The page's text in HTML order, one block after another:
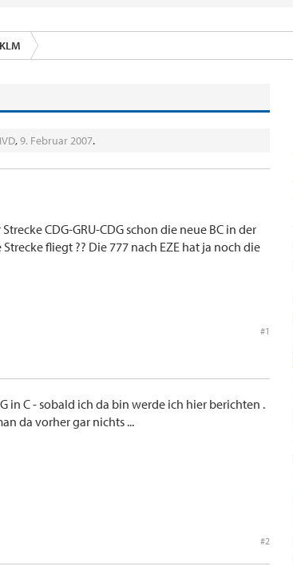
,9. Februar 2007.
CDG-GRU-CDG schon die neue BC in der
fliegt ?? Die 777 nach EZE hat ja noch die
#1
in C - sobald ich da bin werde ich hier berichten .
da vorher gar nichts ...
#2